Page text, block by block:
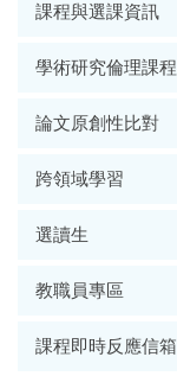
課程與選課資訊
學術研究倫理課程
論文原創性比對
跨領域學習
選讀生
教職員專區
課程即時反應信箱